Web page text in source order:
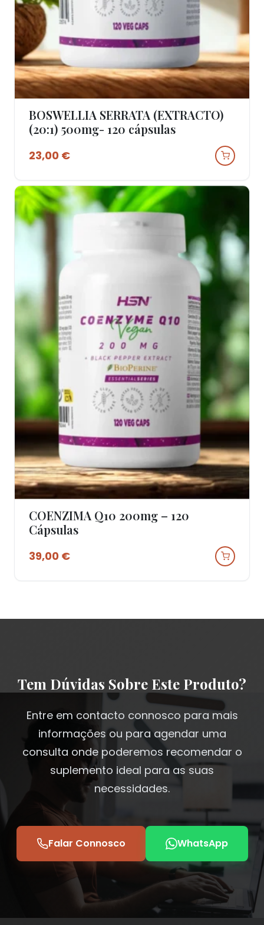
Ver Produto
BOSWELLIA SERRATA (EXTRACTO)
(20:1) 500mg- 120 cápsulas
23,00 €
Ver Produto
COENZIMA Q10 200mg – 120
Cápsulas
39,00 €
Tem Dúvidas Sobre Este Produto?
Entre em contacto connosco para mais
informações ou para agendar uma
consulta onde poderemos recomendar o
suplemento ideal para as suas
necessidades.
Falar Connosco WhatsApp